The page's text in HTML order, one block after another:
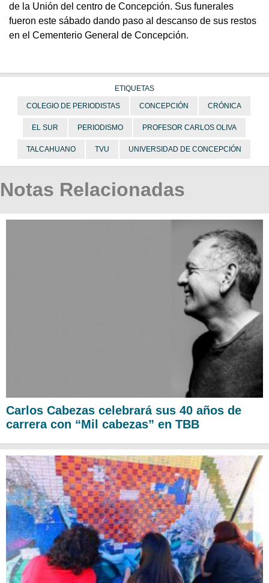
de la Unión del centro de Concepción. Sus funerales
fueron este sábado dando paso al descanso de sus restos
en el Cementerio General de Concepción.
ETIQUETAS
COLEGIO DE PERIODISTAS CONCEPCIÓN CRÓNICA
EL SUR PERIODISMO PROFESOR CARLOS OLIVA
TALCAHUANO TVU UNIVERSIDAD DE CONCEPCIÓN
Notas Relacionadas
Carlos Cabezas celebrará sus 40 años de
carrera con “Mil cabezas” en TBB